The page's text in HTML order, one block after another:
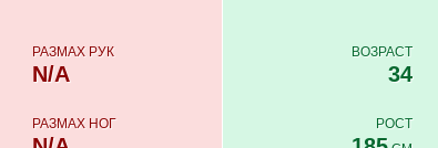
РАЗМАХ РУК
N/A
РАЗМАХ НОГ
ВОЗРАСТ
34
РОСТ